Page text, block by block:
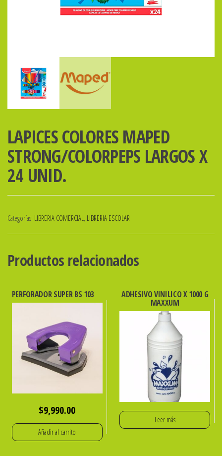
LAPICES COLORES MAPED
STRONG/COLORPEPS LARGOS X
24 UNID.
Categorías: LIBRERIA COMERCIAL , LIBRERIA ESCOLAR
Productos relacionados
PERFORADOR SUPER BS 103
$9,990.00
Añadir al carrito
ADHESIVO VINILICO X 1000 G
MAXXUM
Leer más